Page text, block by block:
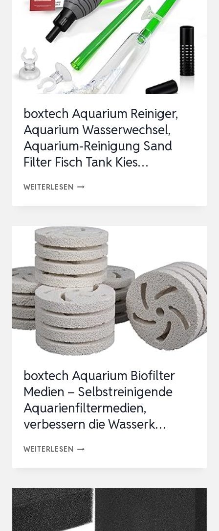
[3M
SCHLAUCH],
HANDPUMPE,
BODENREINIGER,
KIESREIN…
boxtech Aquarium Reiniger,
Aquarium Wasserwechsel,
Aquarium-Reinigung Sand
Filter Fisch Tank Kies…
WEITERLESEN BOXTECH
AQUARIUM
WASSERWECHSEL,
AQUARIUM-
REINIGUNG
SAND
FILTER
FISCH
TANK
KIES…
boxtech Aquarium Biofilter
Medien – Selbstreinigende
Aquarienfiltermedien,
verbessern die Wasserk…
WEITERLESEN BOXTECH
MEDIEN
–
SELBSTREINIGENDE